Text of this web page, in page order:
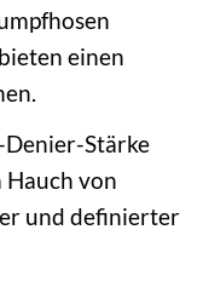
einen
Stärke
von
und definierter